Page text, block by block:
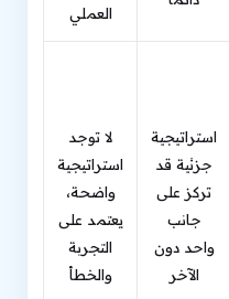
العملي
استراتيجية
جزئية قد
تركز على
جانب
واحد دون
الآخر
لا توجد
استراتيجية
واضحة،
يعتمد على
التجربة
والخطأ